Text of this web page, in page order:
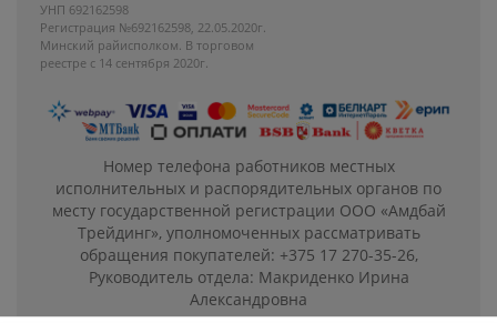
УНП 692162598
Регистрация №692162598, 22.05.2020г.
Минский райисполком. В торговом
реестре с 14 сентября 2020г.
Номер телефона работников местных
исполнительных и распорядительных органов по
месту государственной регистрации ООО «Амдбай
Трейдинг», уполномоченных рассматривать
обращения покупателей: +375 17 270-35-26,
Руководитель отдела: Макриденко Ирина
Александровна